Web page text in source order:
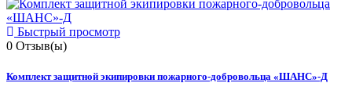
Быстрый просмотр
0 Отзыв(ы)
Комплект защитной экипировки пожарного-добровольца «ШАНС»-Д